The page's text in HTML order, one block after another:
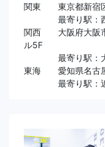
関東 東京都新宿区
最寄り駅：西
関西 大阪府大阪市
ル5F
最寄り駅：大
東海 愛知県名古
最寄り駅：近